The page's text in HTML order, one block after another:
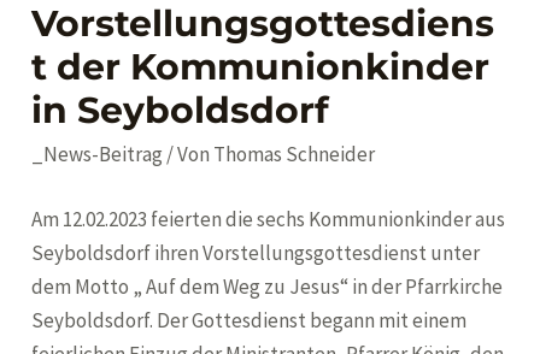
Vorstellungsgottesdiens
t der Kommunionkinder
in Seyboldsdorf
_News-Beitrag/ Von Thomas Schneider
Am 12.02.2023 feierten die sechs Kommunionkinder aus
Seyboldsdorf ihren Vorstellungsgottesdienst unter
dem Motto „ Auf dem Weg zu Jesus“ in der Pfarrkirche
Seyboldsdorf. Der Gottesdienst begann mit einem